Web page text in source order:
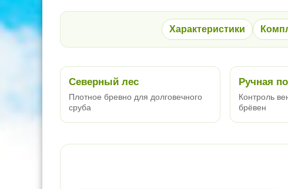
Характеристики
Северный лес
Плотное бревно для долговечного
сруба
Ручная
Контроль
брёвен